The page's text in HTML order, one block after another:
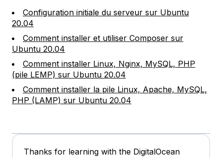
Configuration initiale du serveur sur Ubuntu
20.04
Comment installer et utiliser Composer sur
Ubuntu 20.04
Comment installer Linux, Nginx, MySQL, PHP
(pile LEMP) sur Ubuntu 20.04
Comment installer la pile Linux, Apache, MySQL,
PHP (LAMP) sur Ubuntu 20.04
Thanks for learning with the DigitalOcean